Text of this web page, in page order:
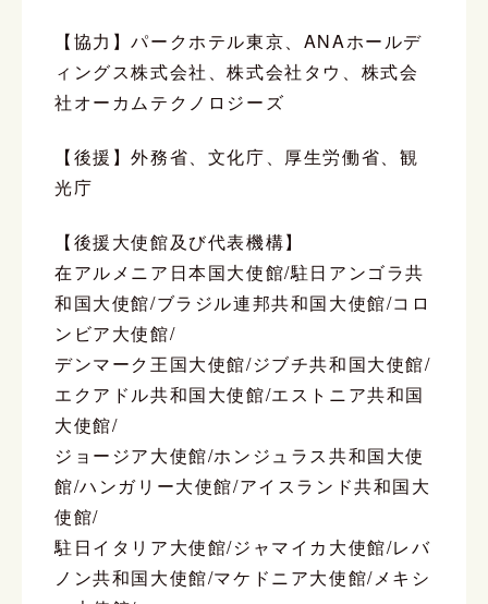
【協力】パークホテル東京、ANAホールデ
ィングス株式会社、株式会社タウ、株式会
社オーカムテクノロジーズ
【後援】外務省、文化庁、厚生労働省、観
光庁
【後援大使館及び代表機構】
在アルメニア日本国大使館/駐日アンゴラ共
和国大使館/ブラジル連邦共和国大使館/コロ
ンビア大使館/
デンマーク王国大使館/ジブチ共和国大使館/
エクアドル共和国大使館/エストニア共和国
大使館/
ジョージア大使館/ホンジュラス共和国大使
館/ハンガリー大使館/アイスランド共和国大
使館/
駐日イタリア大使館/ジャマイカ大使館/レバ
ノン共和国大使館/マケドニア大使館/メキシ